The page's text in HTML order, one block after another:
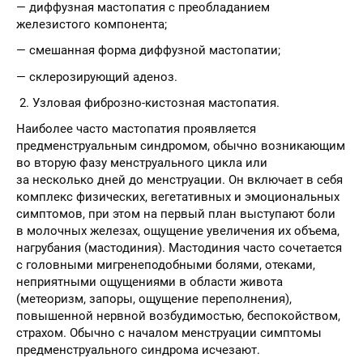
— диффузная мастопатия с преобладанием
железистого компонента;
— смешанная форма диффузной мастопатии;
— склерозирующий аденоз.
2. Узловая фиброзно-кистозная мастопатия.
Наиболее часто мастопатия проявляется
предменструальным синдромом, обычно возникающим
во вторую фазу менструального цикла или
за несколько дней до менструации. Он включает в себя
комплекс физических, вегетативных и эмоциональных
симптомов, при этом на первый план выступают боли
в молочных железах, ощущение увеличения их объема,
нагрубания (мастодиния). Мастодиния часто сочетается
с головными мигренеподобными болями, отеками,
неприятными ощущениями в области живота
(метеоризм, запоры, ощущение переполнения),
повышенной нервной возбудимостью, беспокойством,
страхом. Обычно с началом менструации симптомы
предменструального синдрома исчезают.